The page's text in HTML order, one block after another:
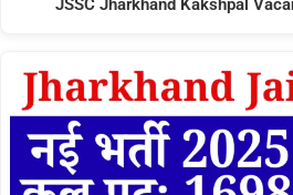
JSSC Jharkhand Kakshpal